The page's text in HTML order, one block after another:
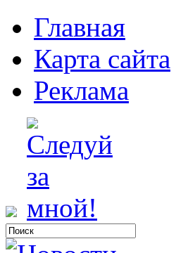
Главная
Карта сайта
Реклама